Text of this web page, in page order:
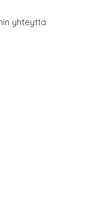
yhteyttä